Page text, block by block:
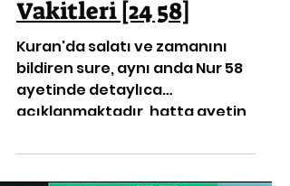
Vakitleri [24 58]
Kuran'da salatı ve zamanını
bildiren sure, aynı anda Nur 58
ayetinde detaylıca
açıklanmaktadır, hatta ayetin
ayetlerini açıklıyor sözü de yer